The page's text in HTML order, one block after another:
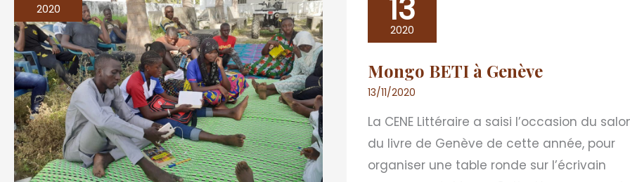
2020
tient
son
premier
café
13
2020
Mongo BETI à Genève
13/11/2020
La CENE Littéraire a saisi l’occasion du
du livre de Genève de cette année, pour
organiser une table ronde sur l’écrivain
BETI